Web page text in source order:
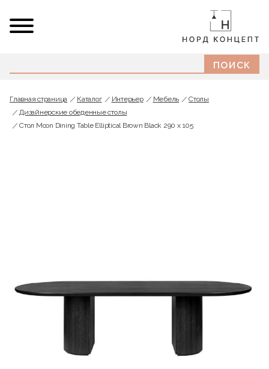
Главная страница Каталог Интерьер Мебель
Cтолы
Дизайнерские обеденные столы
Стол Moon Dining Table Elliptical Brown Black 290 x 105